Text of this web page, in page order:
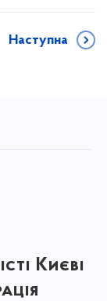
Наступна
Києві